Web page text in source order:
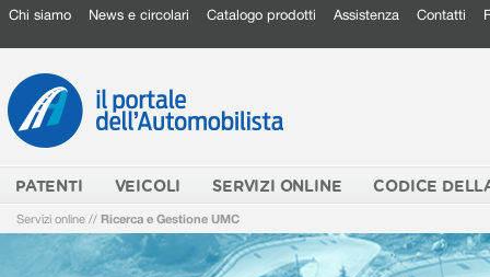
Chi siamo News e circolari Catalogo prodotti Assistenza Contatti
PATENTI VEICOLI SERVIZI ONLINE CODICE
Servizi online // Ricerca e Gestione UMC